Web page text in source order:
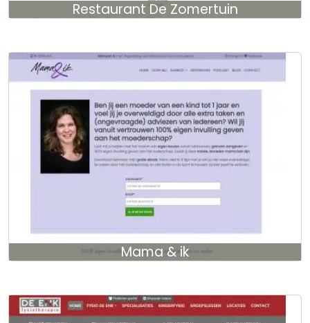
Restaurant De Zomertuin
Mama & ik